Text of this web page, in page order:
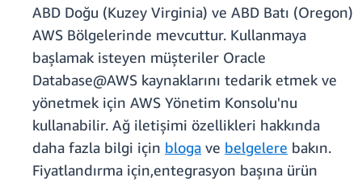
ABD Doğu (Kuzey Virginia) ve ABD Batı (Oregon)
AWS Bölgelerinde mevcuttur. Kullanmaya
başlamak isteyen müşteriler Oracle
Database@AWS kaynaklarını tedarik etmek ve
yönetmek için AWS Yönetim Konsolu'nu
kullanabilir. Ağ iletişimi özellikleri hakkında
daha fazla bilgi için bloga ve belgelere bakın.
Fiyatlandırma için,entegrasyon başına ürün